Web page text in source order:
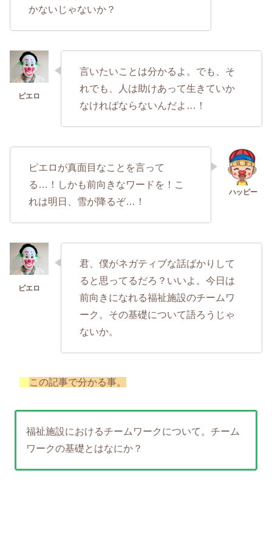
かないじゃないか？
言いたいことは分かるよ。でも、そ
れでも、人は助けあって生きていか
なければならないんだよ…！
ピエロが真面目なことを言って
る…！しかも前向きなワードを！こ
れは明日、雪が降るぞ…！
君、僕がネガティブな話ばかりして
ると思ってるだろ？いいよ。今日は
前向きになれる福祉施設のチームワ
ーク。その基礎について語ろうじゃ
ないか。
この記事で分かる事。
福祉施設におけるチームワークについて。チーム
ワークの基礎とはなにか？